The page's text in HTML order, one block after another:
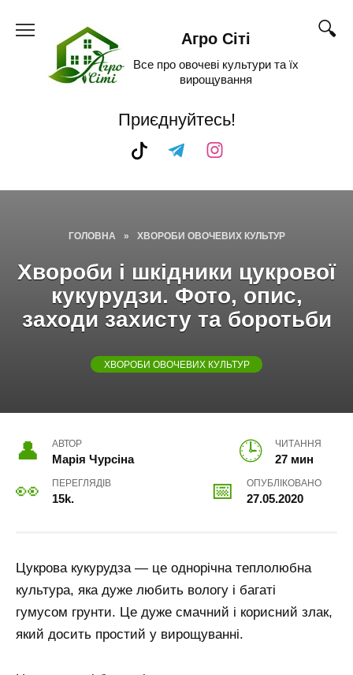
Агро Сіті
Все про овочеві культури та їх
вирощування
Приєднуйтесь!
ГОЛОВНА » ХВОРОБИ ОВОЧЕВИХ КУЛЬТУР
Хвороби і шкідники цукрової
кукурудзи. Фото, опис,
заходи захисту та боротьби
ХВОРОБИ ОВОЧЕВИХ КУЛЬТУР
АВТОР
Марія Чурсіна
ЧИТАННЯ
27 мин
ПЕРЕГЛЯДІВ
15k.
ОПУБЛІКОВАНО
27.05.2020
Цукрова кукурудза — це однорічна теплолюбна
культура, яка дуже любить вологу і багаті
гумусом грунти. Це дуже смачний і корисний злак,
який досить простий у вирощуванні.